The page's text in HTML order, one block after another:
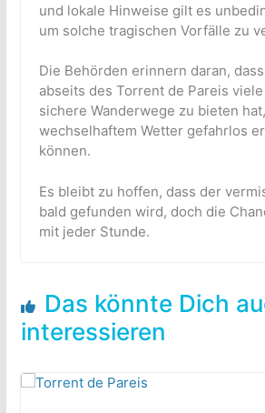
und lokale Hinweise gilt es
um solche tragischen Vorfälle zu
Die Behörden erinnern daran,
abseits des Torrent de Pareis
sichere Wanderwege zu bieten
wechselhaftem Wetter gefahrlos
können.
Es bleibt zu hoffen, dass der
bald gefunden wird, doch die
mit jeder Stunde.
Das könnte Dich
interessieren